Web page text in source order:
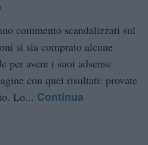
commento scandalizzati sul
si sia comprato alcune
per avere i suoi adsense
con quei risultati: provate
Lo... Continua